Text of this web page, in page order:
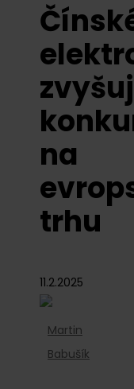
na
trhu
11.2.2025
Martin
Babušík